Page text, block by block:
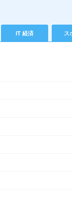
IT 経済 ス